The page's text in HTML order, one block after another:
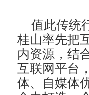
值此传统
桂山率先把
内资源，结
互联网平台
体、自媒体